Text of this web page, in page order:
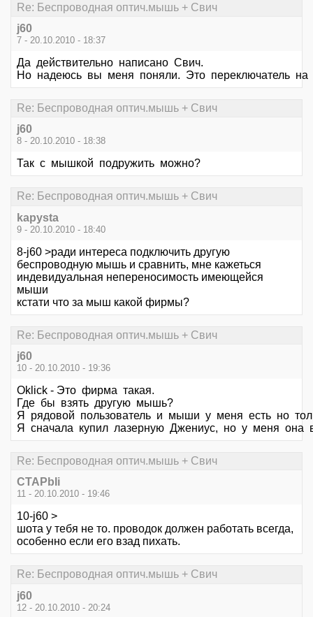
Re: Беспроводная оптич.мышь + Свич
j60
7 - 20.10.2010 - 18:37
Да действительно написано Свич.
Но надеюсь вы меня поняли. Это переключатель
Re: Беспроводная оптич.мышь + Свич
j60
8 - 20.10.2010 - 18:38
Так с мышкой подружить можно?
Re: Беспроводная оптич.мышь + Свич
kapysta
9 - 20.10.2010 - 18:40
8-j60 >ради интереса подключить другую
беспроводную мышь и сравнить, мне кажеться
индевидуальная непереносимость имеющейся
мыши
кстати что за мыш какой фирмы?
Re: Беспроводная оптич.мышь + Свич
j60
10 - 20.10.2010 - 19:36
Oklick - Это фирма такая.
Где бы взять другую мышь?
Я рядовой пользователь и мыши у меня есть но
Я сначала купил лазерную Джениус, но у меня
Re: Беспроводная оптич.мышь + Свич
CTAPbIi
11 - 20.10.2010 - 19:46
10-j60 >
шота у тебя не то. проводок должен работать всегда,
особенно если его взад пихать.
Re: Беспроводная оптич.мышь + Свич
j60
12 - 20.10.2010 - 20:24